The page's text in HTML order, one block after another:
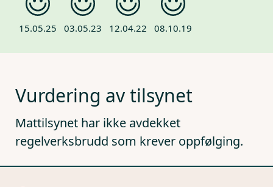
15.05.25 03.05.23 12.04.22 08.10.19
Vurdering av tilsynet
Mattilsynet har ikke avdekket
regelverksbrudd som krever oppfølging.